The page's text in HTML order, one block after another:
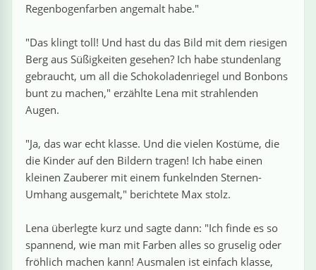
Regenbogenfarben angemalt habe."
"Das klingt toll! Und hast du das Bild mit dem riesigen
Berg aus Süßigkeiten gesehen? Ich habe stundenlang
gebraucht, um all die Schokoladenriegel und Bonbons
bunt zu machen," erzählte Lena mit strahlenden
Augen.
"Ja, das war echt klasse. Und die vielen Kostüme, die
die Kinder auf den Bildern tragen! Ich habe einen
kleinen Zauberer mit einem funkelnden Sternen-
Umhang ausgemalt," berichtete Max stolz.
Lena überlegte kurz und sagte dann: "Ich finde es so
spannend, wie man mit Farben alles so gruselig oder
fröhlich machen kann! Ausmalen ist einfach klasse,